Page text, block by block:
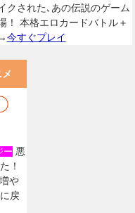
クされた､あの伝説のゲーム
！ 本格エロカードバトル＋
今すぐプレイ
ー 悪
！
や
戻